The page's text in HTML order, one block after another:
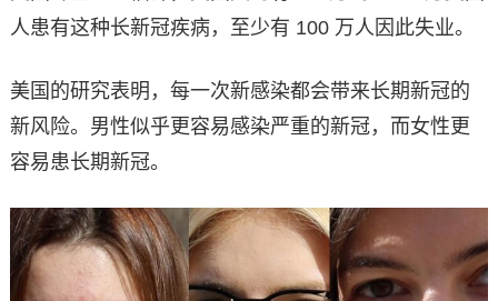
人患有这种长新冠疾病，至少有 100 万人因此失业。
美国的研究表明，每一次新感染都会带来长期新冠的
新风险。男性似乎更容易感染严重的新冠，而女性更
容易患长期新冠。